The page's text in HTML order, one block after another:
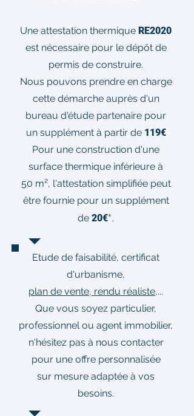
Une attestation thermique RE2020
est nécessaire pour le dépôt de
permis de construire.
Nous pouvons prendre en charge
cette démarche auprès d'un
bureau d'étude partenaire pour
un supplément à partir de 119€
Pour une construction d'une
surface thermique inférieure à
50 m², l'attestation simplifiée peut
être fournie pour un supplément
de20€*.
Etude de faisabilité, certificat
d'urbanisme,
plan de vente, rendu réaliste,...
Que vous soyez particulier,
professionnel ou agent immobilier,
n'hésitez pas à nous contacter
pour une offre personnalisée
sur mesure adaptée à vos
besoins.